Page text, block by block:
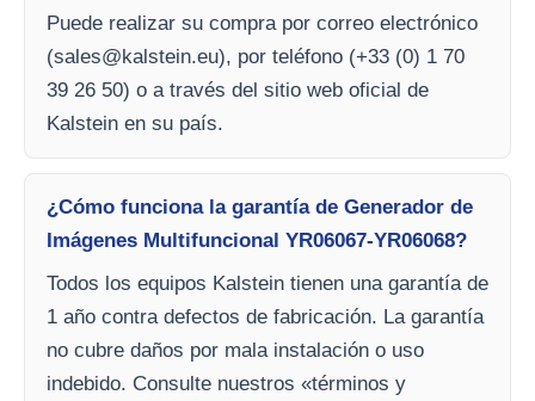
Puede realizar su compra por correo electrónico
(sales@kalstein.eu), por teléfono (+33 (0) 1 70
39 26 50) o a través del sitio web oficial de
Kalstein en su país.
¿Cómo funciona la garantía de Generador de
Imágenes Multifuncional YR06067-YR06068?
Todos los equipos Kalstein tienen una garantía de
1 año contra defectos de fabricación. La garantía
no cubre daños por mala instalación o uso
indebido. Consulte nuestros «términos y